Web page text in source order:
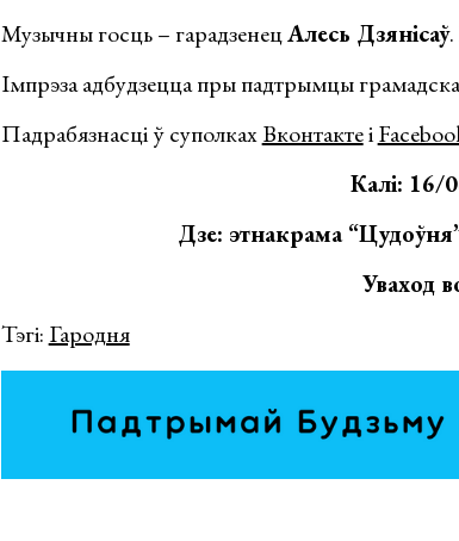
Музычны госць – гарадзенецАлесь Дзянісаў
Імпрэза адбудзецца пры падтрымцы
Падрабязнасці ў суполкахВконтактеі
Калі: 16/
Дзе: этнакрама
Уваход
Тэгі: Гародня